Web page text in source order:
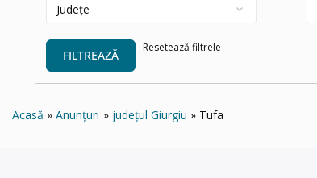
FILTREAZĂ
Resetează filtrele
Acasă Anunțuri județul Giurgiu Tufa